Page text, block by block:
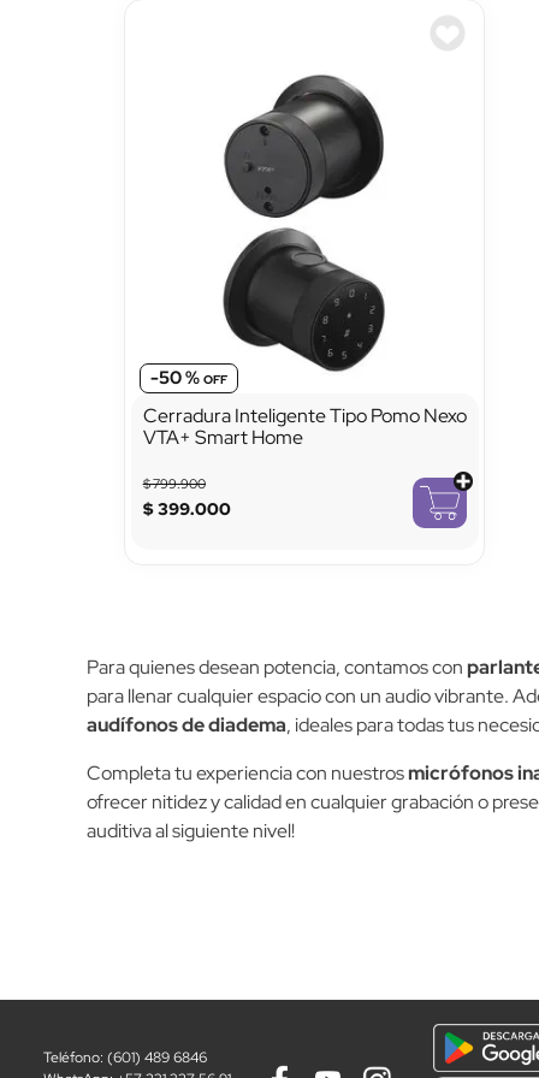
-50 %
Cerradura Inteligente Tipo Pomo Nexo
VTA+ Smart Home
$799.900
$399.000
Para quienes desean potencia, contamos con
para llenar cualquier espacio con un audio vibrante.
audífonos de diadema, ideales para todas tus
Completa tu experiencia con nuestrosmicrófonos
ofrecer nitidez y calidad en cualquier grabación o
auditiva al siguiente nivel!
Teléfono: (601) 489 6846